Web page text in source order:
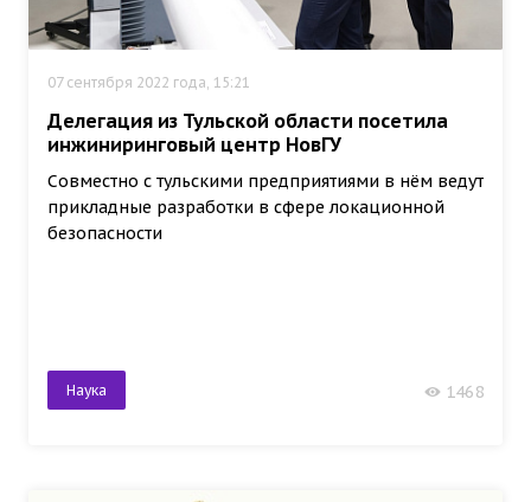
07 сентября 2022 года, 15:21
Делегация из Тульской области посетила
инжиниринговый центр НовГУ
Совместно с тульскими предприятиями в нём ведут
прикладные разработки в сфере локационной
безопасности
Наука 1468